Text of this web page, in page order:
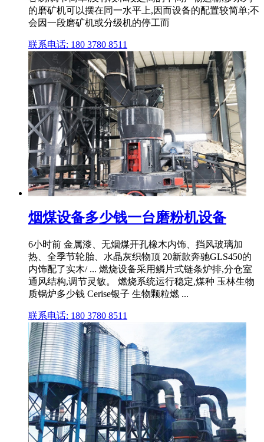
的磨矿机可以摆在同一水平上,因而设备的配置较简单;不
会因一段磨矿机或分级机的停工而
联系电话: 180 3780 8511
烟煤设备多少钱一台磨粉机设备
6小时前 金属漆、无烟煤开孔橡木内饰、挡风玻璃加
热、全季节轮胎、水晶灰织物顶 20新款奔驰GLS450的
内饰配了实木/ ... 燃烧设备采用鳞片式链条炉排,分仓室
通风结构,调节灵敏。 燃烧系统运行稳定,煤种 玉林生物
质锅炉多少钱 Cerise银子 生物颗粒燃 ...
联系电话: 180 3780 8511